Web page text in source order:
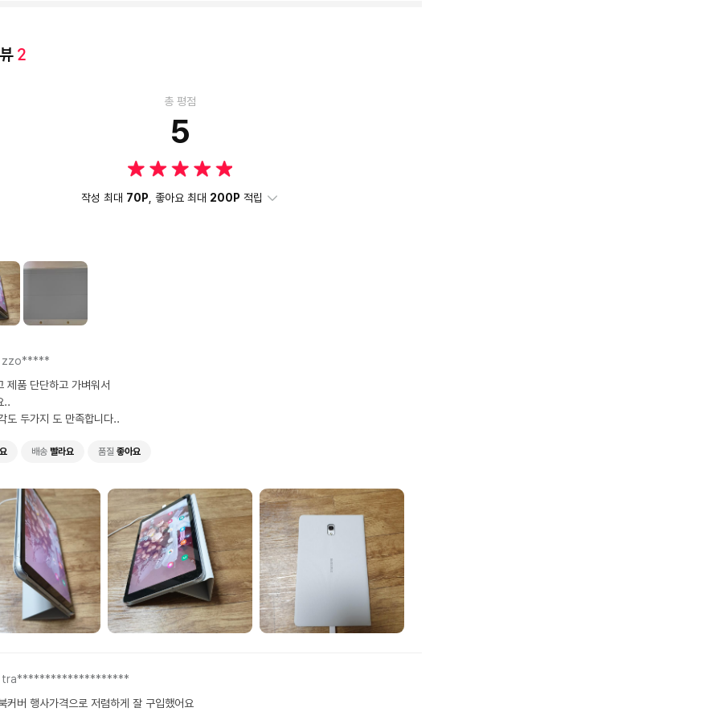
2
총 평점
5
작성 최대 70P , 좋아요 최대 200P 적립
zzo*****
제품 단단하고 가벼워서
..
도 두가지 도 만족합니다..
배송 빨라요 품질 좋아요
tra********************
커버 행사가격으로 저렴하게 잘 구입했어요